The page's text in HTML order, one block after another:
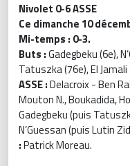
Nivolet 0-6 ASSE
Ce dimanche 10
Mi-temps : 0-3.
Buts :Gadegbeku (6e),
Tatuszka (76e), El Jamali
ASSE :Delacroix - Ben
Mouton N., Boukadida,
Gadegbeku (puis
N’Guessan (puis Lutin
:Patrick Moreau.